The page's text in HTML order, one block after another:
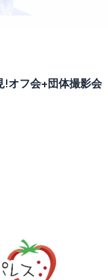
!オフ会+団体撮影会